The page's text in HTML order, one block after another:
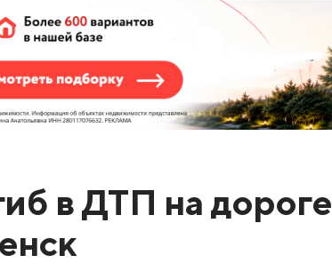
в ДТП на дороге